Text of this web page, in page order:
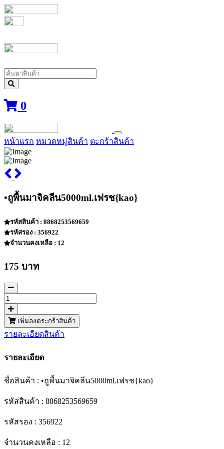
0
หน้าแรก หมวดหมู่สินค้า ตะกร้าสินค้า
•ถูพื้นมาจิคลีน5000ml.เฟรช{kao}
รหัสสินค้า : 8868253569659
รหัสรอง : 356922
จำนวนคงเหลือ : 12
175 บาท
เพิ่มลงตระกร้าสินค้า
รายละเอียดสินค้า
รายละเอียด
ชื่อสินค้า : •ถูพื้นมาจิคลีน5000ml.เฟรช{kao}
รหัสสินค้า : 8868253569659
รหัสรอง : 356922
จำนวนคงเหลือ : 12